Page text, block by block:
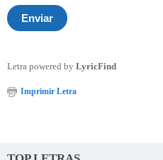
Letra powered by LyricFind
Imprimir Letra